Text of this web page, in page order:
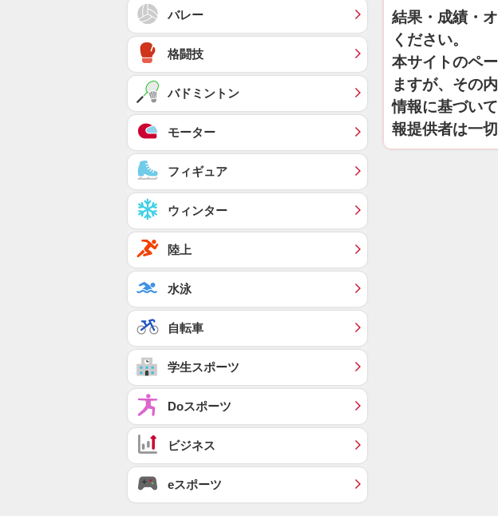
結果・成績・
ください。
本サイトのペ
ますが、その
情報に基づい
報提供者は一
バレー
格闘技
バドミントン
モーター
フィギュア
ウィンター
陸上
水泳
自転車
学生スポーツ
Doスポーツ
ビジネス
eスポーツ